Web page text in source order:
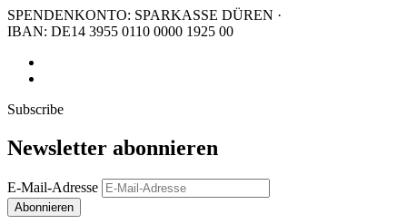
SPENDENKONTO: SPARKASSE DÜREN ·
IBAN: DE14 3955 0110 0000 1925 00
Subscribe
Newsletter abonnieren
E-Mail-Adresse
Abonnieren